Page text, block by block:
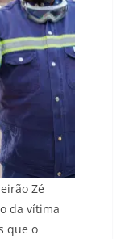
Zé
da vítima
que o